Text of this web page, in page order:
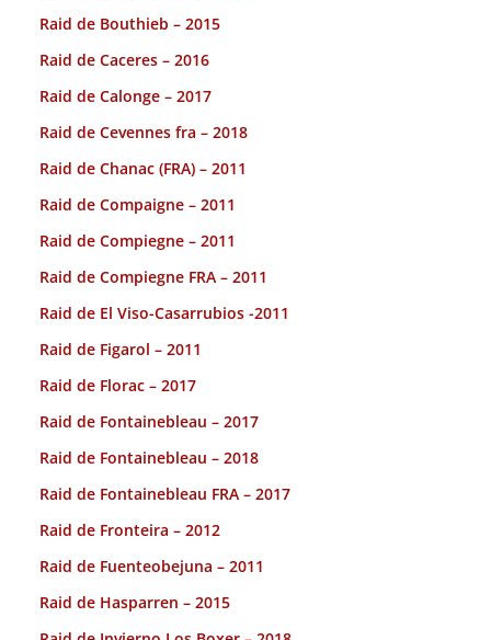
Raid de Bouthieb – 2015
Raid de Caceres – 2016
Raid de Calonge – 2017
Raid de Cevennes fra – 2018
Raid de Chanac (FRA) – 2011
Raid de Compaigne – 2011
Raid de Compiegne – 2011
Raid de Compiegne FRA – 2011
Raid de El Viso-Casarrubios -2011
Raid de Figarol – 2011
Raid de Florac – 2017
Raid de Fontainebleau – 2017
Raid de Fontainebleau – 2018
Raid de Fontainebleau FRA – 2017
Raid de Fronteira – 2012
Raid de Fuenteobejuna – 2011
Raid de Hasparren – 2015